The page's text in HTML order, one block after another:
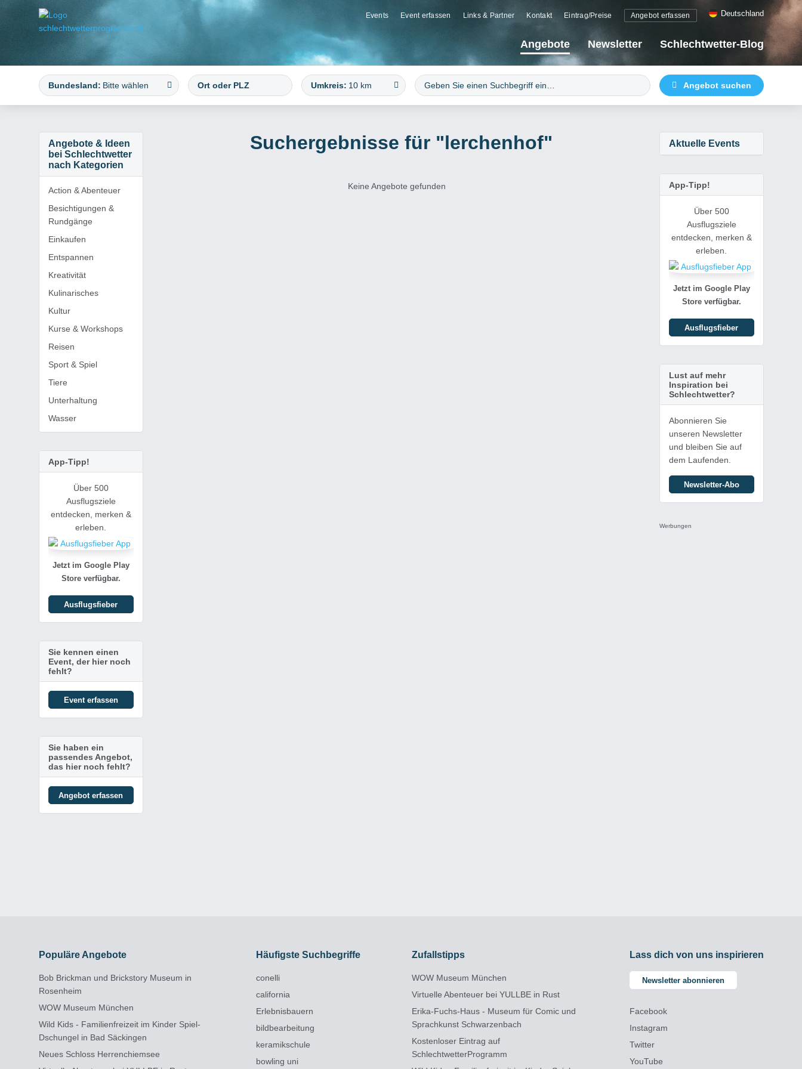
Events Event erfassen Links & Partner Kontakt Eintrag/Preise Angebot erfassen Deutschland
Angebote Newsletter Schlechtwetter-Blog
Bundesland: Bitte wählen Umkreis: 10 km
Angebote & Ideen
bei Schlechtwetter
nach Kategorien
Action & Abenteuer
Besichtigungen &
Rundgänge
Einkaufen
Entspannen
Kreativität
Kulinarisches
Kultur
Kurse & Workshops
Reisen
Sport & Spiel
Tiere
Unterhaltung
Wasser
App-Tipp!
Über 500
Ausflugsziele
entdecken, merken &
erleben.
Jetzt im Google Play
Store verfügbar.
Ausflugsfieber
Sie kennen einen
Event, der hier noch
fehlt?
Event erfassen
Sie haben ein
passendes Angebot,
das hier noch fehlt?
Angebot erfassen
Suchergebnisse für "lerchenhof"
Keine Angebote gefunden
Aktuelle Events
App-Tipp!
Über 500
Ausflugsziele
entdecken, merken &
erleben.
Jetzt im Google Play
Store verfügbar.
Ausflugsfieber
Lust auf mehr
Inspiration bei
Schlechtwetter?
Abonnieren Sie
unseren Newsletter
und bleiben Sie auf
dem Laufenden.
Newsletter-Abo
Werbungen
Populäre Angebote
Bob Brickman und Brickstory Museum in
Rosenheim
WOW Museum München
Wild Kids - Familienfreizeit im Kinder Spiel-
Dschungel in Bad Säckingen
Neues Schloss Herrenchiemsee
Häufigste Suchbegriffe
conelli
california
Erlebnisbauern
bildbearbeitung
keramikschule
bowling uni
Zufallstipps
WOW Museum München
Virtuelle Abenteuer bei YULLBE in Rust
Erika-Fuchs-Haus - Museum für Comic und
Sprachkunst Schwarzenbach
Kostenloser Eintrag auf
SchlechtwetterProgramm
Lass dich von uns inspirieren
Newsletter abonnieren
Facebook
Instagram
Twitter
YouTube